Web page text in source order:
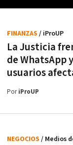
La Justicia
de WhatsApp
usuarios
FINANZAS / iProUP
PoriProUP
NEGOCIOS / Medios